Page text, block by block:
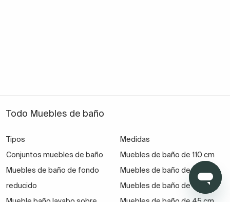
Todo Muebles de baño
Tipos
Conjuntos muebles de baño
Muebles de baño de fondo
reducido
Medidas
Muebles de baño de 110 cm
Muebles de baño de 55 cm
Muebles de baño de 130 cm